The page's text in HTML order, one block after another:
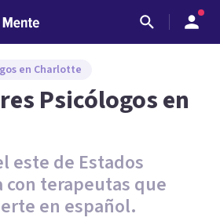
en Charlotte
Psicólogos en
este de Estados
con terapeutas que
en español.